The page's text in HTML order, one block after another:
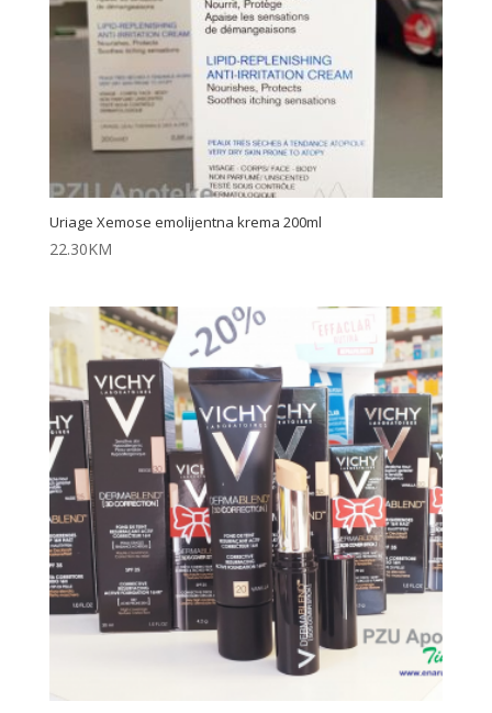
Uriage Xemose emolijentna krema 200ml
22.30KM